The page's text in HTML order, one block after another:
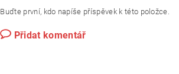
Buďte první, kdo napíše příspěvek k této položce.
Přidat komentář